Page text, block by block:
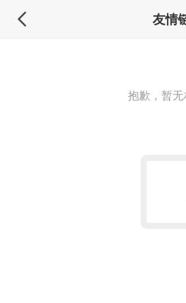
友情
抱歉，暂无